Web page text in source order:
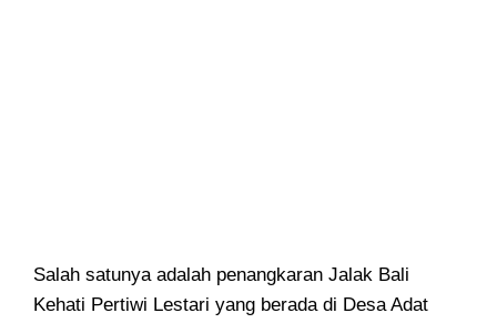
Salah satunya adalah penangkaran Jalak Bali
Kehati Pertiwi Lestari yang berada di Desa Adat